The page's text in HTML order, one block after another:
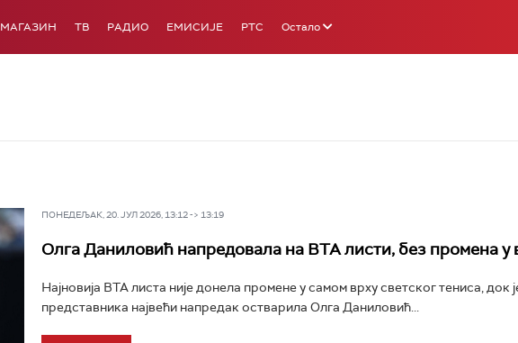
МАГАЗИН ТВ РАДИО ЕМИСИЈЕ РТС Остало
ПОНЕДЕЉАК, 20. ЈУЛ 2026, 13:12 -> 13:19
Олга Даниловић напредовала на ВТА листи, без промена у
Најновија ВТА листа није донела промене у самом врху светског тениса, док
представника највећи напредак остварила Олга Даниловић...